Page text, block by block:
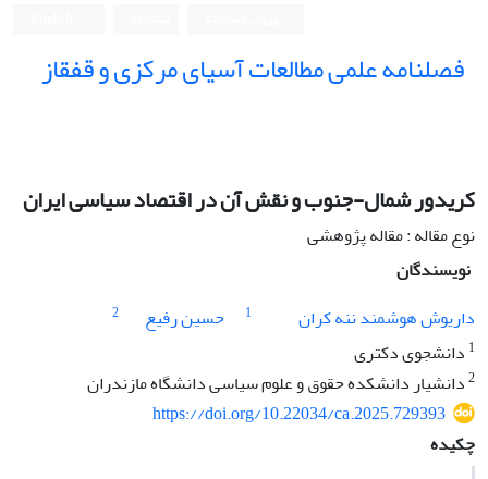
فصلنامه علمی مطالعات آسیای مرکزی و قفقاز
کریدور شمال-جنوب و نقش آن در اقتصاد سیاسی ایران
نوع مقاله : مقاله پژوهشی
نویسندگان
داریوش هوشمند ننه کران
1 حسین رفیع
2
1 دانشجوی دکتری
2دانشیار دانشکده حقوق و علوم سیاسی دانشگاه مازندران
https://doi.org/10.22034/ca.2025.729393
چکیده